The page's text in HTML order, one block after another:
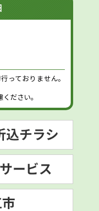
っておりません。
ださい。